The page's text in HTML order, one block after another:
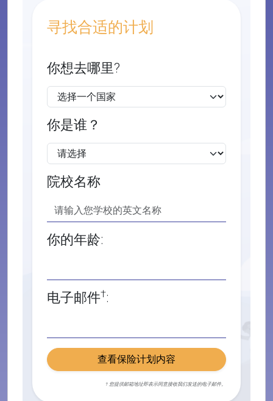
寻找合适的计划
你想去哪里?
你是谁？
院校名称
你的年龄:
电子邮件†:
查看保险计划内容
† 您提供邮箱地址即表示同意接收我们发送的电子邮件。